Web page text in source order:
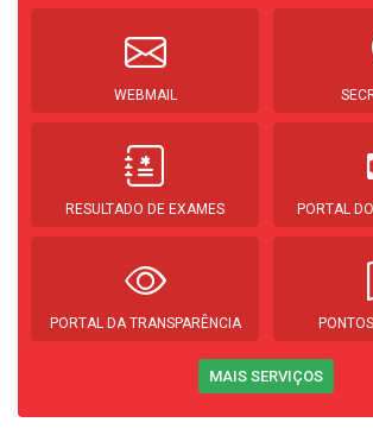
WEBMAIL
RESULTADO DE EXAMES PORTAL
PORTAL DA TRANSPARÊNCIA
MAIS SERVIÇOS